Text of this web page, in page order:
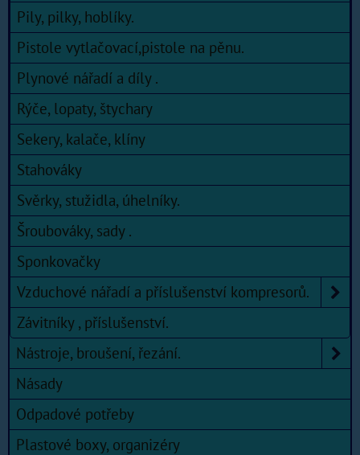
Pily, pilky, hoblíky.
Pistole vytlačovací,pistole na pěnu.
Plynové nářadí a díly .
Rýče, lopaty, štychary
Sekery, kalače, klíny
Stahováky
Svěrky, stužidla, úhelníky.
Šroubováky, sady .
Sponkovačky
Vzduchové nářadí a příslušenství kompresorů.
Závitníky , příslušenství.
Nástroje, broušení, řezání.
Násady
Odpadové potřeby
Plastové boxy, organizéry